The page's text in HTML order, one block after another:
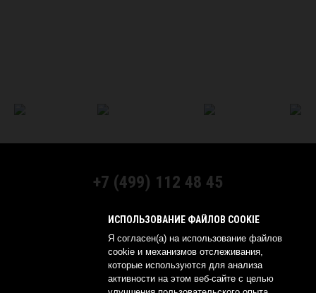
+7 (499) 112 48 45
МЫ В СОЦСЕТЯХ:
© 2026 YOKOHAMA RUSSIA
ИСПОЛЬЗОВАНИЕ ФАЙЛОВ COOKIE
Я согласен(а) на использование файлов
cookie и механизмов отслеживания,
которые используются для анализа
активности на этом веб-сайте с целью